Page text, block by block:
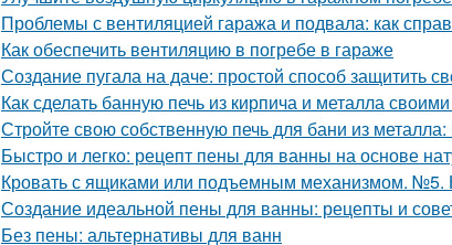
Проблемы с вентиляцией гаража и подвала: как
Как обеспечить вентиляцию в погребе в гараже
Создание пугала на даче: простой способ защитить
Как сделать банную печь из кирпича и металла
Стройте свою собственную печь для бани из
Быстро и легко: рецепт пены для ванны на основе
Кровать с ящиками или подъемным механизмом.
Создание идеальной пены для ванны: рецепты и
Без пены: альтернативы для ванн